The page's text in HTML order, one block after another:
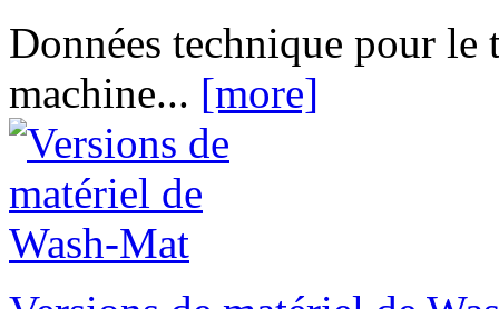
Données technique pour
machine... [more]